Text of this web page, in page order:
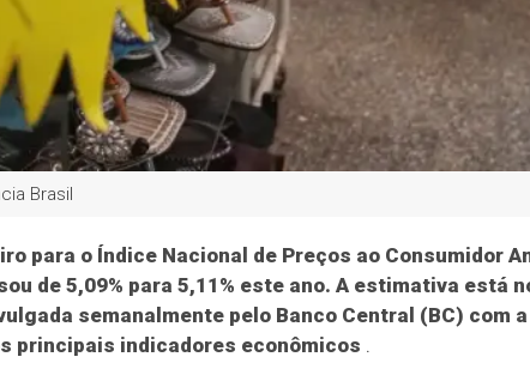
Brasil
para o Índice Nacional de Preços ao Consumidor
de 5,09% para 5,11% este ano. A estimativa está
semanalmente pelo Banco Central (BC) com
principais indicadores econômicos .